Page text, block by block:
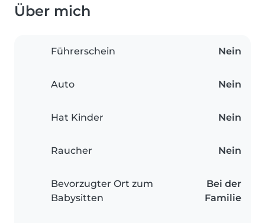
Über mich
Führerschein Nein
Auto Nein
Hat Kinder Nein
Raucher Nein
Bevorzugter Ort zum
Babysitten
Bei der
Familie